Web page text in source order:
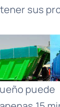
sus
puede